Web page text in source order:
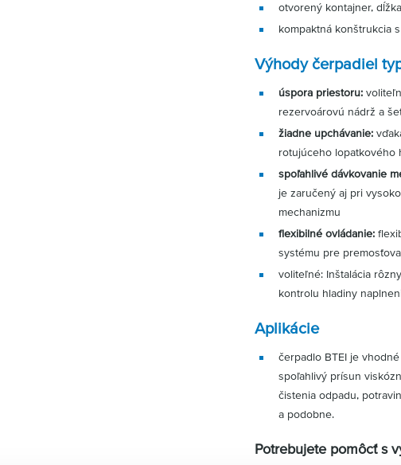
otvorený kontajner,
kompaktná konštrukcia
Výhody čerpadiel
úspora priestoru:
rezervoárovú nádrž a
žiadne upchávanie:
rotujúceho lopatkového
spoľahlivé dávkovanie
je zaručený aj pri
mechanizmu
flexibilné ovládanie:
systému pre
voliteľné: Inštalácia
kontrolu hladiny
Aplikácie
čerpadlo BTEI je
spoľahlivý prísun
čistenia odpadu,
a podobne.
Potrebujete pomôcť s